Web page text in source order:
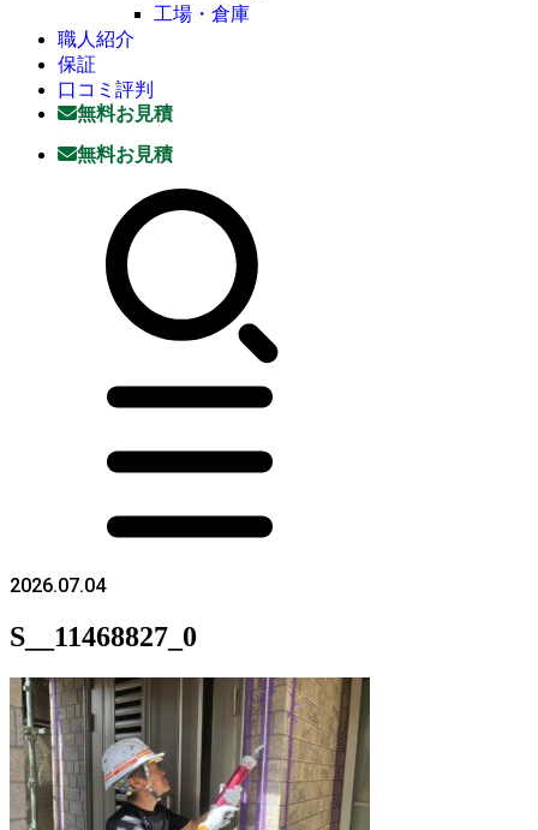
工場・倉庫
職人紹介
保証
口コミ評判
無料お見積
無料お見積
2026.07.04
S__11468827_0